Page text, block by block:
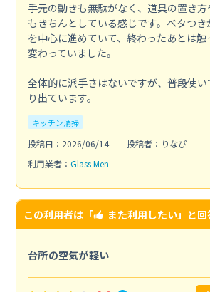
手元の動きも無駄がなく、道具の置き
もきちんとしている感じです。ベタつ
を中心に進めていて、終わったあとは
変わっていました。
全体的に派手さはないですが、普段使
り出ています。
キッチン清掃
投稿日：2026/06/14
投稿者：りなぴ
利用業者： Glass Men
この利用者は「 また利用したい」と回
台所の空気が軽い